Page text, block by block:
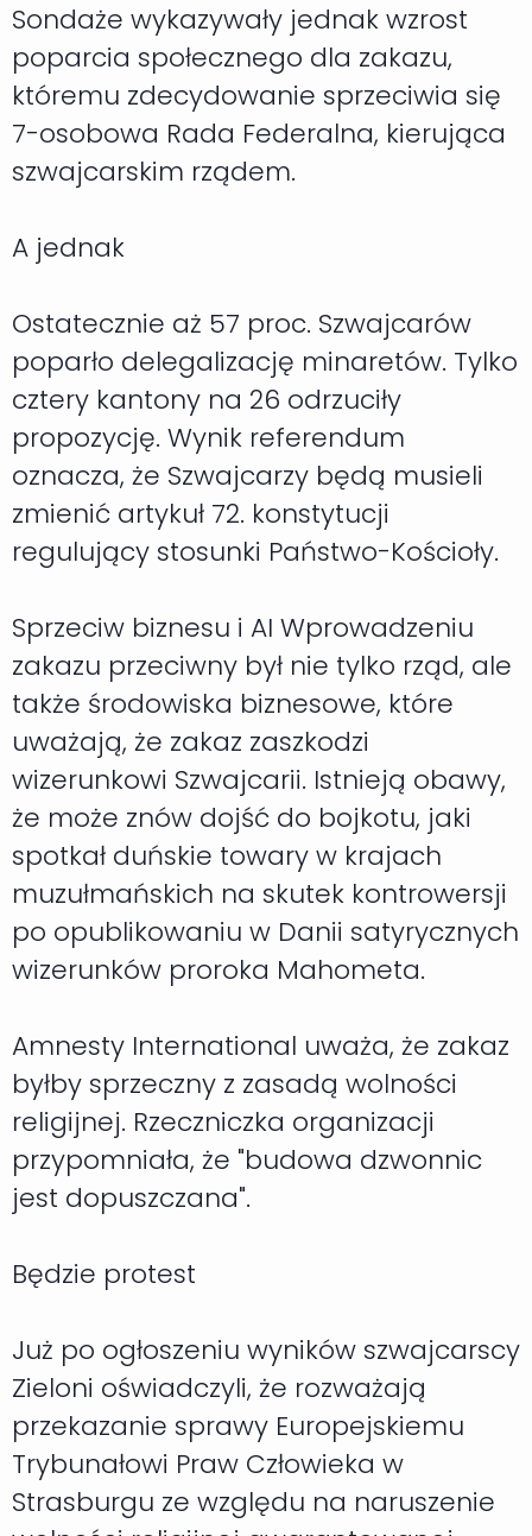
Sondaże wykazywały jednak wzrost
poparcia społecznego dla zakazu,
któremu zdecydowanie sprzeciwia się
7-osobowa Rada Federalna, kierująca
szwajcarskim rządem.
A jednak
Ostatecznie aż 57 proc. Szwajcarów
poparło delegalizację minaretów. Tylko
cztery kantony na 26 odrzuciły
propozycję. Wynik referendum
oznacza, że Szwajcarzy będą musieli
zmienić artykuł 72. konstytucji
regulujący stosunki Państwo-Kościoły.
Sprzeciw biznesu i AI Wprowadzeniu
zakazu przeciwny był nie tylko rząd, ale
także środowiska biznesowe, które
uważają, że zakaz zaszkodzi
wizerunkowi Szwajcarii. Istnieją obawy,
że może znów dojść do bojkotu, jaki
spotkał duńskie towary w krajach
muzułmańskich na skutek kontrowersji
po opublikowaniu w Danii satyrycznych
wizerunków proroka Mahometa.
Amnesty International uważa, że zakaz
byłby sprzeczny z zasadą wolności
religijnej. Rzeczniczka organizacji
przypomniała, że "budowa dzwonnic
jest dopuszczana".
Będzie protest
Już po ogłoszeniu wyników szwajcarscy
Zieloni oświadczyli, że rozważają
przekazanie sprawy Europejskiemu
Trybunałowi Praw Człowieka w
Strasburgu ze względu na naruszenie